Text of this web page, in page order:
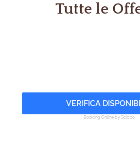
Tutte le
VERIFICA
Booking Online by Scidoo